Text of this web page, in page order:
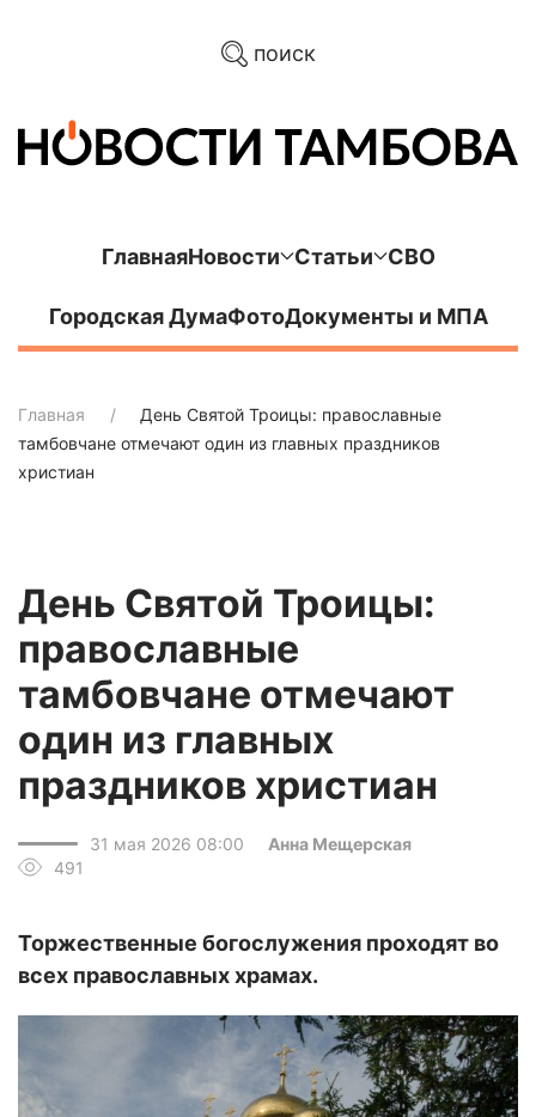
поиск
ГлавнаяНовости Статьи СВО
Городская ДумаФотоДокументы и МПА
Главная
День Святой Троицы: православные
тамбовчане отмечают один из главных праздников
христиан
День Святой Троицы:
православные
тамбовчане отмечают
один из главных
праздников христиан
31 мая 2026 08:00
Анна Мещерская
491
Торжественные богослужения проходят во
всех православных храмах.